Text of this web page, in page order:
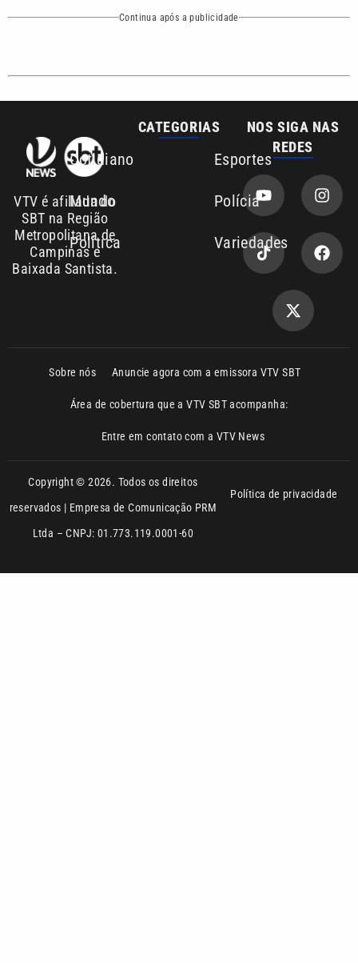
Continua após a publicidade
VTV é afiliada do
SBT na Região
Metropolitana de
Campinas e
Baixada Santista.
Esportes
Mundo Polícia
Política Variedades
REDES
Anuncie agora com a emissora VTV SBT
Copyright © 2026. Todos os direitos
Ltda – CNPJ: 01.773.119.0001-60